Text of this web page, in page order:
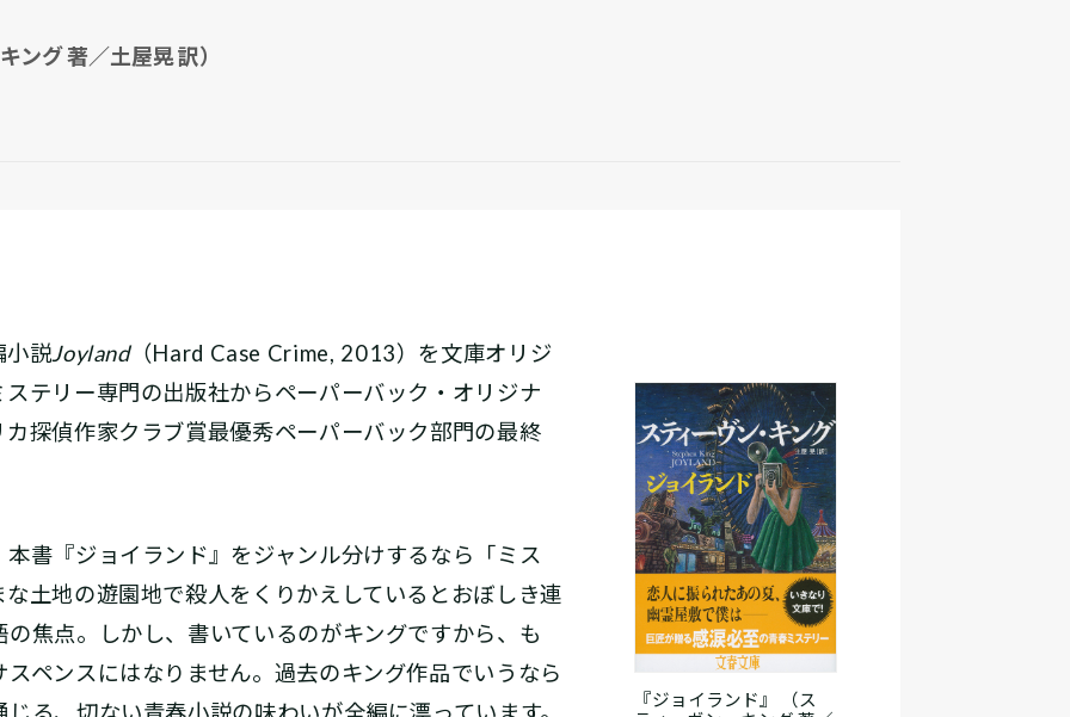
ング 著／土屋晃 訳）
『ジョイランド』 （ス
説Joyland（Hard Case Crime, 2013）を文庫オリジ
テリー専門の出版社からペーパーバック・オリジナ
探偵作家クラブ賞最優秀ペーパーバック部門の最終
書『ジョイランド』をジャンル分けするなら「ミス
土地の遊園地で殺人をくりかえしているとおぼしき連
焦点。しかし、書いているのがキングですから、も
ペンスにはなりません。過去のキング作品でいうなら